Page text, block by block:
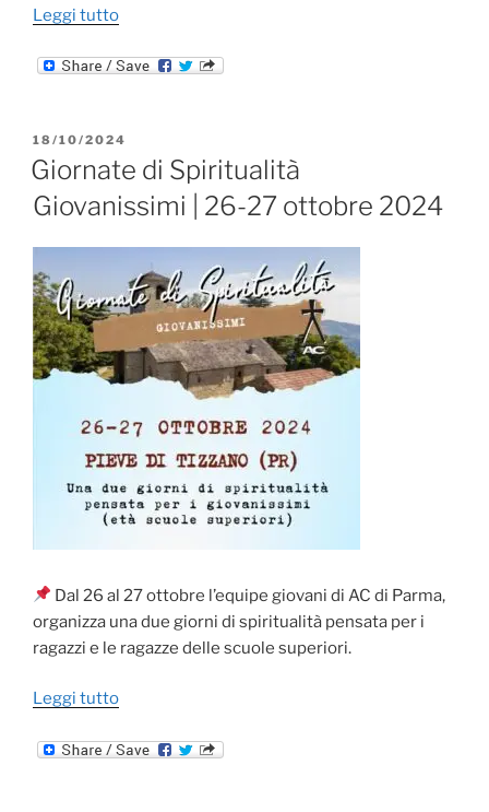
Leggi tutto“Giornate
Spiritualità
novembre
2024”
PUBBLICATO
IL
18/10/2024
Giornate di Spiritualità
Giovanissimi | 26-27 ottobre 2024
Dal 26 al 27 ottobre l’equipe giovani di AC di Parma,
organizza una due giorni di spiritualità pensata per i
ragazzi e le ragazze delle scuole superiori.
Leggi tutto“Giornate
Spiritualità